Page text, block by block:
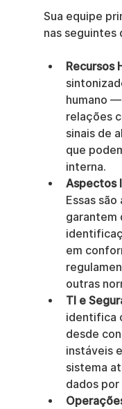
Sua equipe
nas seguintes
Recursos
humano
relações
sinais de
que
interna.
Aspectos
Essas
garantem
em
outras
TI e
identifica
desde
instáveis
sistema
dados